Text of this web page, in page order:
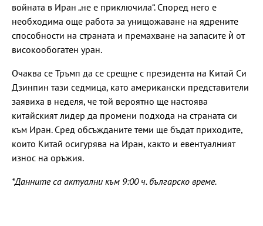
войната в Иран „не е приключила“. Според него е
необходима още работа за унищожаване на ядрените
способности на страната и премахване на запасите ѝ от
високообогатен уран.
Очаква се Тръмп да се срещне с президента на Китай Си
Дзинпин тази седмица, като американски представители
заявиха в неделя, че той вероятно ще настоява
китайският лидер да промени подхода на страната си
към Иран. Сред обсъжданите теми ще бъдат приходите,
които Китай осигурява на Иран, както и евентуалният
износ на оръжия.
*Данните са актуални към 9:00 ч. българско време.